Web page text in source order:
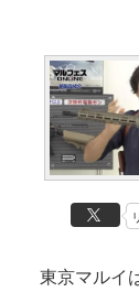
東京マルイ